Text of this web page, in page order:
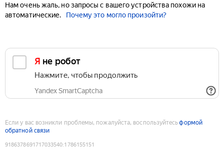
Нам очень жаль, но запросы с вашего устройства похожи на
автоматические.
Почему это могло произойти?
Я не робот
Нажмите, чтобы продолжить
Yandex SmartCaptcha
Если у вас возникли проблемы, пожалуйста, воспользуйтесьформой
обратной связи
9186378691717033540:1786155151